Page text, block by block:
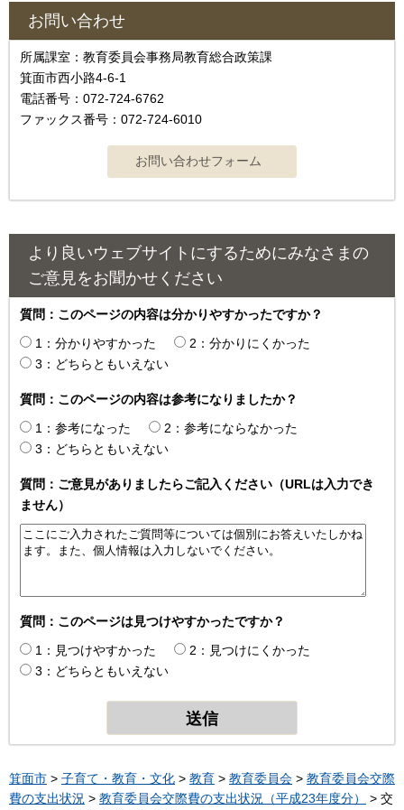
お問い合わせ
所属課室：教育委員会事務局教育総合政策課
箕面市西小路4‐6‐1
電話番号：072-724-6762
ファックス番号：072-724-6010
より良いウェブサイトにするためにみなさまの
ご意見をお聞かせください
質問：このページの内容は分かりやすかったですか？
1：分かりやすかった
2：分かりにくかった
3：どちらともいえない
質問：このページの内容は参考になりましたか？
1：参考になった
2：参考にならなかった
3：どちらともいえない
質問：ご意見がありましたらご記入ください（URLは入力でき
ません）
質問：このページは見つけやすかったですか？
1：見つけやすかった
2：見つけにくかった
3：どちらともいえない
箕面市 > 子育て・教育・文化 > 教育 > 教育委員会 > 教育委員会交際
費の支出状況 > 教育委員会交際費の支出状況（平成23年度分）
> 交